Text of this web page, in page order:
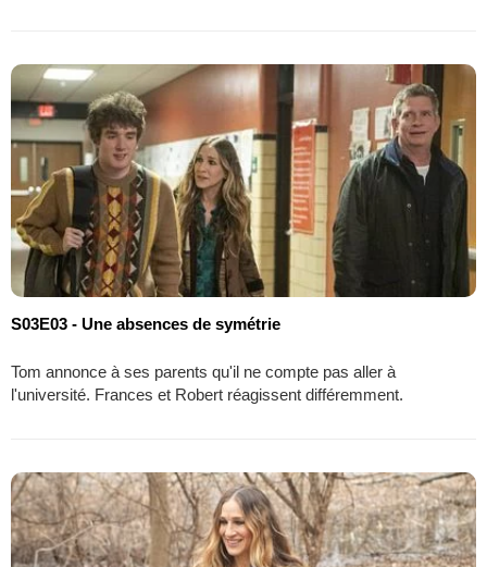
S03E03 - Une absences de symétrie
Tom annonce à ses parents qu'il ne compte pas aller à
l'université. Frances et Robert réagissent différemment.